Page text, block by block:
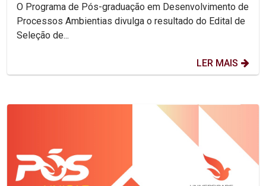
O Programa de Pós-graduação em Desenvolvimento de
Processos Ambientias divulga o resultado do Edital de
Seleção de...
LER MAIS